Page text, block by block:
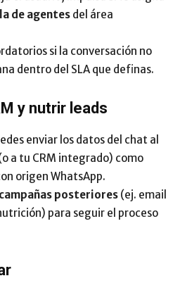
de agentes del área
si la conversación no
dentro del SLA que definas.
y nutrir leads
enviar los datos del chat al
a tu CRM integrado) como
origen WhatsApp.
campañas posteriores (ej. email
para seguir el proceso